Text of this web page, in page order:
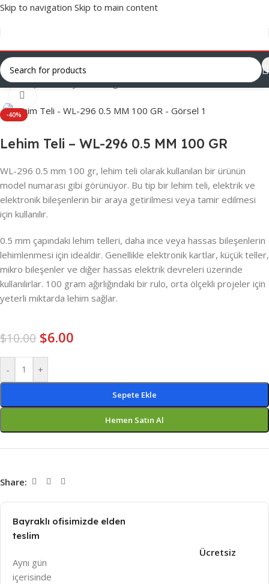
Skip to navigation Skip to main content
Ana Sayfa/Varsayılan Kategori
-40%
Lehim Teli – WL-296 0.5 MM 100 GR
WL-296 0.5 mm 100 gr, lehim teli olarak kullanılan bir ürünün
model numarası gibi görünüyor. Bu tip bir lehim teli, elektrik ve
elektronik bileşenlerin bir araya getirilmesi veya tamir edilmesi
için kullanılır.
0.5 mm çapındaki lehim telleri, daha ince veya hassas bileşenlerin
lehimlenmesi için idealdir. Genellikle elektronik kartlar, küçük teller,
mikro bileşenler ve diğer hassas elektrik devreleri üzerinde
kullanılırlar. 100 gram ağırlığındaki bir rulo, orta ölçekli projeler için
yeterli miktarda lehim sağlar.
$10.00 $6.00
- +
Sepete Ekle
Hemen Satın Al
Share:
Bayraklı ofisimizde elden
teslim
Aynı gün
içerisinde
Ücretsiz